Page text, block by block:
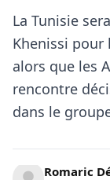
La Tunisie
Khenissi pour
alors que les
rencontre
dans le
Romaric